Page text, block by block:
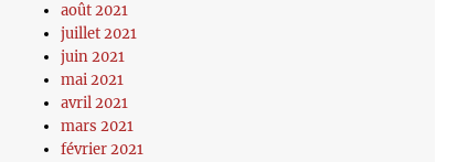
août 2021
juillet 2021
juin 2021
mai 2021
avril 2021
mars 2021
février 2021